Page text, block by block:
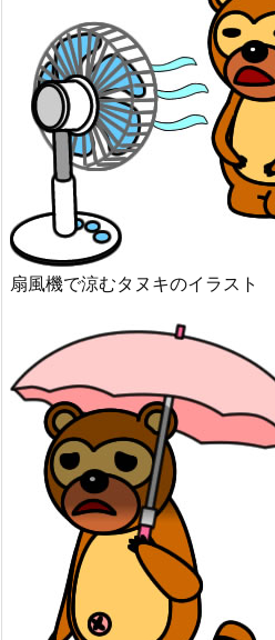
扇風機で涼むタヌキのイラスト